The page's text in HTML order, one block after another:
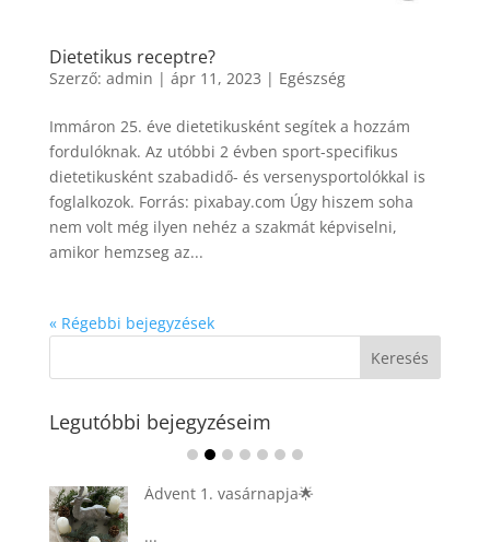
Dietetikus receptre?
Szerző: admin | ápr 11, 2023 | Egészség
Immáron 25. éve dietetikusként segítek a hozzám
fordulóknak. Az utóbbi 2 évben sport-specifikus
dietetikusként szabadidő- és versenysportolókkal is
foglalkozok. Forrás: pixabay.com Úgy hiszem soha
nem volt még ilyen nehéz a szakmát képviselni,
amikor hemzseg az...
« Régebbi bejegyzések
Legutóbbi bejegyzéseim
Ádvent 1. vasárnapja🌟
...